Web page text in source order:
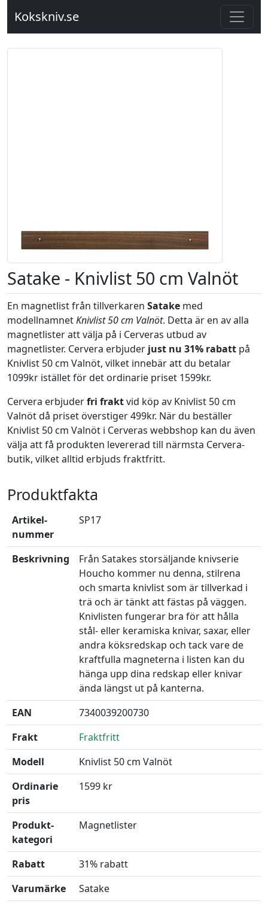
Kokskniv.se
Satake - Knivlist 50 cm Valnöt
En magnetlist från tillverkaren Satake med
modellnamnetKnivlist 50 cm Valnöt. Detta är en av alla
magnetlister att välja på i Cerveras utbud av
magnetlister. Cervera erbjuder just nu 31% rabatt på
Knivlist 50 cm Valnöt, vilket innebär att du betalar
1099kr istället för det ordinarie priset 1599kr.
Cervera erbjuderfri fraktvid köp av Knivlist 50 cm
Valnöt då priset överstiger 499kr. När du beställer
Knivlist 50 cm Valnöt i Cerveras webbshop kan du även
välja att få produkten levererad till närmsta Cervera-
butik, vilket alltid erbjuds fraktfritt.
Produktfakta
Artikel­
nummer
SP17
Beskrivning
Från Satakes storsäljande knivserie
Houcho kommer nu denna, stilrena
och smarta knivlist som är tillverkad i
trä och är tänkt att fästas på väggen.
Knivlisten fungerar bra för att hålla
stål- eller keramiska knivar, saxar, eller
andra köksredskap och tack vare de
kraftfulla magneterna i listen kan du
hänga upp dina redskap eller knivar
ända längst ut på kanterna.
EAN
7340039200730
Frakt
Fraktfritt
Modell
Knivlist 50 cm Valnöt
Ordinarie
pris
1599 kr
Produkt­
kategori
Magnetlister
Rabatt
31% rabatt
Varumärke
Satake